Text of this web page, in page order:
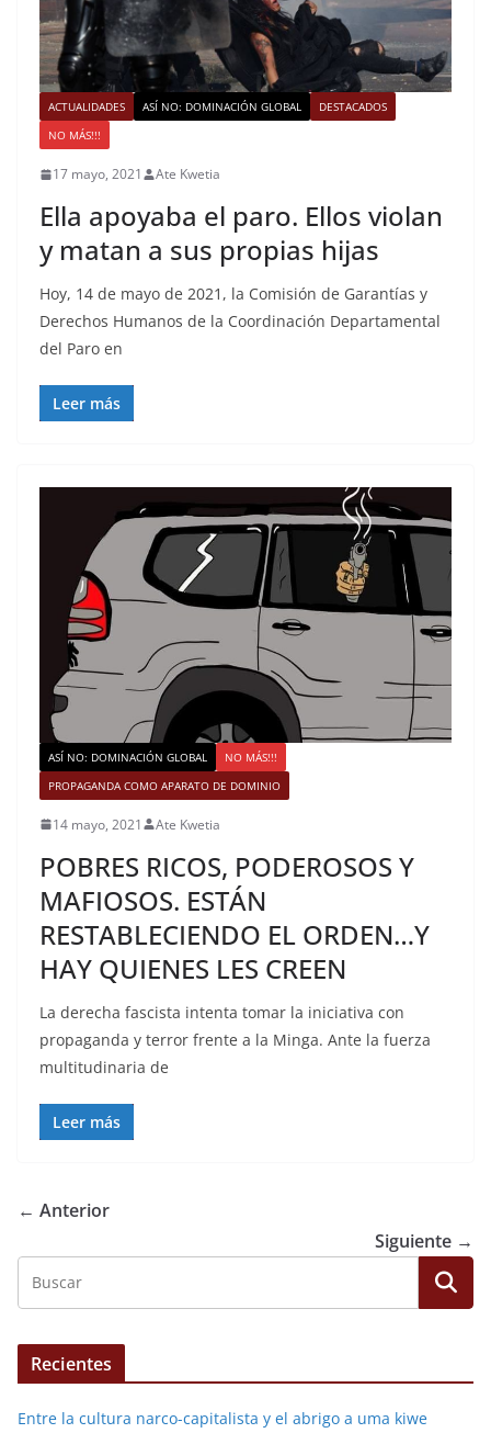
ACTUALIDADES ASÍ NO: DOMINACIÓN GLOBAL
DESTACADOS
NO MÁS!!!
17 mayo, 2021 Ate Kwetia
Ella apoyaba el paro. Ellos violan
y matan a sus propias hijas
Hoy, 14 de mayo de 2021, la Comisión de Garantías y
Derechos Humanos de la Coordinación Departamental
del Paro en
Leer más
ASÍ NO: DOMINACIÓN GLOBAL
NO MÁS!!!
PROPAGANDA COMO APARATO DE DOMINIO
14 mayo, 2021 Ate Kwetia
POBRES RICOS, PODEROSOS Y
MAFIOSOS. ESTÁN
RESTABLECIENDO EL ORDEN…Y
HAY QUIENES LES CREEN
La derecha fascista intenta tomar la iniciativa con
propaganda y terror frente a la Minga. Ante la fuerza
multitudinaria de
Leer más
← Anterior
Siguiente →
Recientes
Entre la cultura narco-capitalista y el abrigo a uma kiwe